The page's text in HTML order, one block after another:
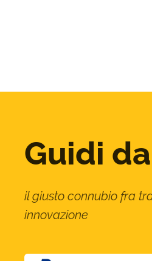
Guidi
il giusto connubio fra
innovazione